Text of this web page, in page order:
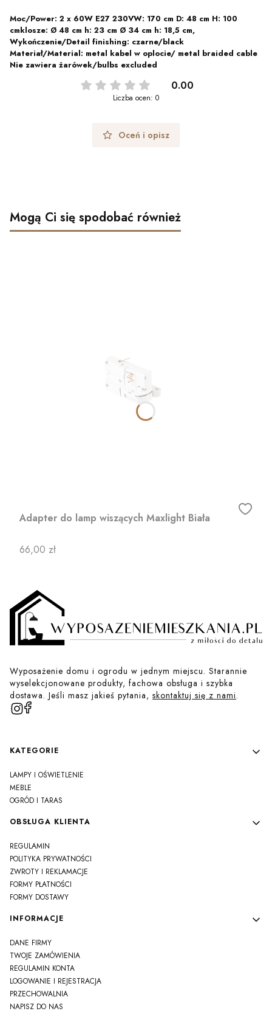
Moc/Power: 2 x 60W E27 230VW: 170 cm D: 48 cm H: 100
cmklosze: Ø 48 cm h: 23 cm Ø 34 cm h: 18,5 cm,
Wykończenie/Detail finishing: czarne/black
Materiał/Material: metal kabel w oplocie/ metal braided cable
Nie zawiera żarówek/bulbs excluded
0.00
Liczba ocen: 0
Oceń i opisz
Mogą Ci się spodobać również
Adapter do lamp wiszących Maxlight Biała
Cena
66,00 zł
Wyposażenie domu i ogrodu w jednym miejscu. Starannie
wyselekcjonowane produkty, fachowa obsługa i szybka
dostawa. Jeśli masz jakieś pytania, skontaktuj się z nami.
Linki w stopce
KATEGORIE
LAMPY I OŚWIETLENIE
MEBLE
OGRÓD I TARAS
OBSŁUGA KLIENTA
REGULAMIN
POLITYKA PRYWATNOŚCI
ZWROTY I REKLAMACJE
FORMY PŁATNOŚCI
FORMY DOSTAWY
INFORMACJE
DANE FIRMY
TWOJE ZAMÓWIENIA
REGULAMIN KONTA
LOGOWANIE I REJESTRACJA
PRZECHOWALNIA
NAPISZ DO NAS